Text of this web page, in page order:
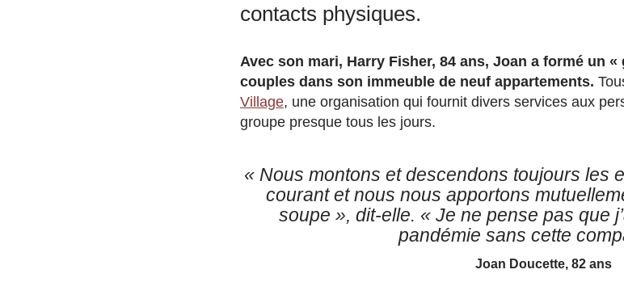
contacts physiques.
Avec son mari, Harry Fisher, 84 ans, Joan a formé un
couples dans son immeuble de neuf appartements.
Village, une organisation qui fournit divers services aux
groupe presque tous les jours.
« Nous montons et descendons toujours les
courant et nous nous apportons
soupe », dit-elle. « Je ne pense pas que
pandémie sans cette
Joan Doucette, 82 ans